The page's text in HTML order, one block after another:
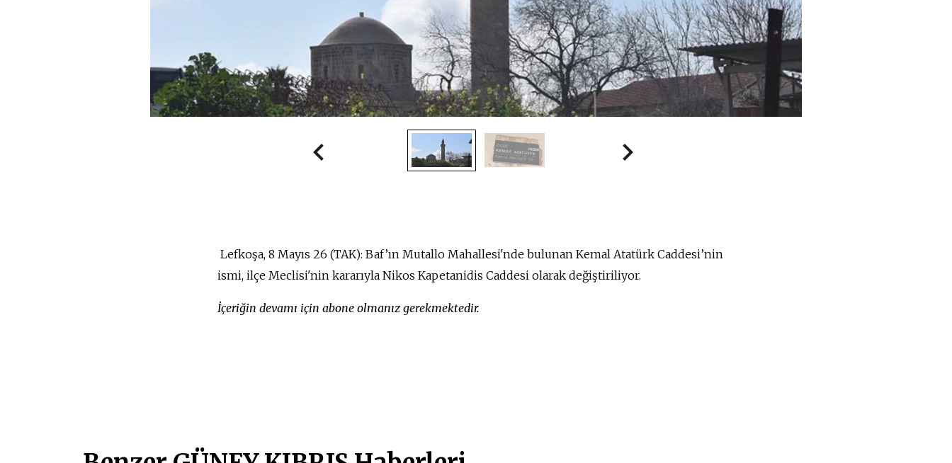
Lefkoşa, 8 Mayıs 26 (TAK): Baf’ın Mutallo Mahallesi'nde bulunan Kemal Atatürk Caddesi’nin
ismi, ilçe Meclisi'nin kararıyla Nikos Kapetanidis Caddesi olarak değiştiriliyor.
İçeriğin devamı için abone olmanız gerekmektedir.